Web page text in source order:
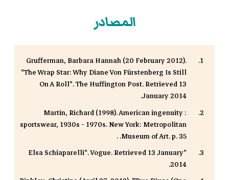
المصادر
Grufferman, Barbara Hannah (20 February 2012).
"The Wrap Star: Why Diane Von Fürstenberg Is Still
On A Roll". The Huffington Post. Retrieved 13
January 2014.
Martin, Richard (1998). American ingenuity :
sportswear, 1930s - 1970s. New York: Metropolitan
Museum of Art. p. 35. .
"Elsa Schiaparelli". Vogue. Retrieved 13 January
2014.